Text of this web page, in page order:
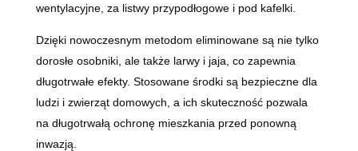
wentylacyjne, za listwy przypodłogowe i pod kafelki.
Dzięki nowoczesnym metodom eliminowane są nie tylko
dorosłe osobniki, ale także larwy i jaja, co zapewnia
długotrwałe efekty. Stosowane środki są bezpieczne dla
ludzi i zwierząt domowych, a ich skuteczność pozwala
na długotrwałą ochronę mieszkania przed ponowną
inwazją.